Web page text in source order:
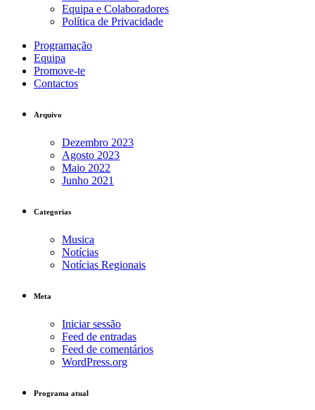
Equipa e Colaboradores
Política de Privacidade
Programação
Equipa
Promove-te
Contactos
Arquivo
Dezembro 2023
Agosto 2023
Maio 2022
Junho 2021
Categorias
Musica
Notícias
Notícias Regionais
Meta
Iniciar sessão
Feed de entradas
Feed de comentários
WordPress.org
Programa atual